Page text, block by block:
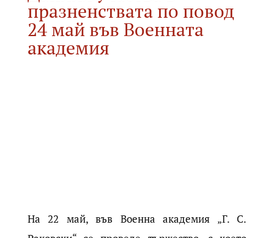
празненствата по повод
24 май във Военната
академия
На 22 май, във Военна академия „Г. С.